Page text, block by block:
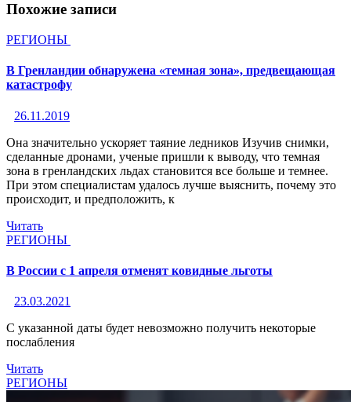
Похожие записи
РЕГИОНЫ
В Гренландии обнаружена «темная зона», предвещающая
катастрофу
26.11.2019
Она значительно ускоряет таяние ледников Изучив снимки,
сделанные дронами, ученые пришли к выводу, что темная
зона в гренландских льдах становится все больше и темнее.
При этом специалистам удалось лучше выяснить, почему это
происходит, и предположить, к
Читать
РЕГИОНЫ
В России с 1 апреля отменят ковидные льготы
23.03.2021
С указанной даты будет невозможно получить некоторые
послабления
Читать
РЕГИОНЫ